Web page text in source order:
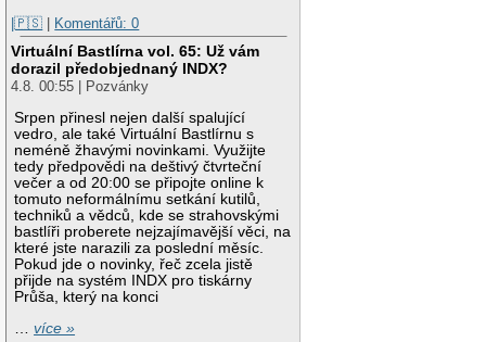
|🇵🇸 | Komentářů: 0
Virtuální Bastlírna vol. 65: Už vám
dorazil předobjednaný INDX?
4.8. 00:55 | Pozvánky
Srpen přinesl nejen další spalující
vedro, ale také Virtuální Bastlírnu s
neméně žhavými novinkami. Využijte
tedy předpovědi na deštivý čtvrteční
večer a od 20:00 se připojte online k
tomuto neformálnímu setkání kutilů,
techniků a vědců, kde se strahovskými
bastlíři proberete nejzajímavější věci, na
které jste narazili za poslední měsíc.
Pokud jde o novinky, řeč zcela jistě
přijde na systém INDX pro tiskárny
Průša, který na konci
…více »